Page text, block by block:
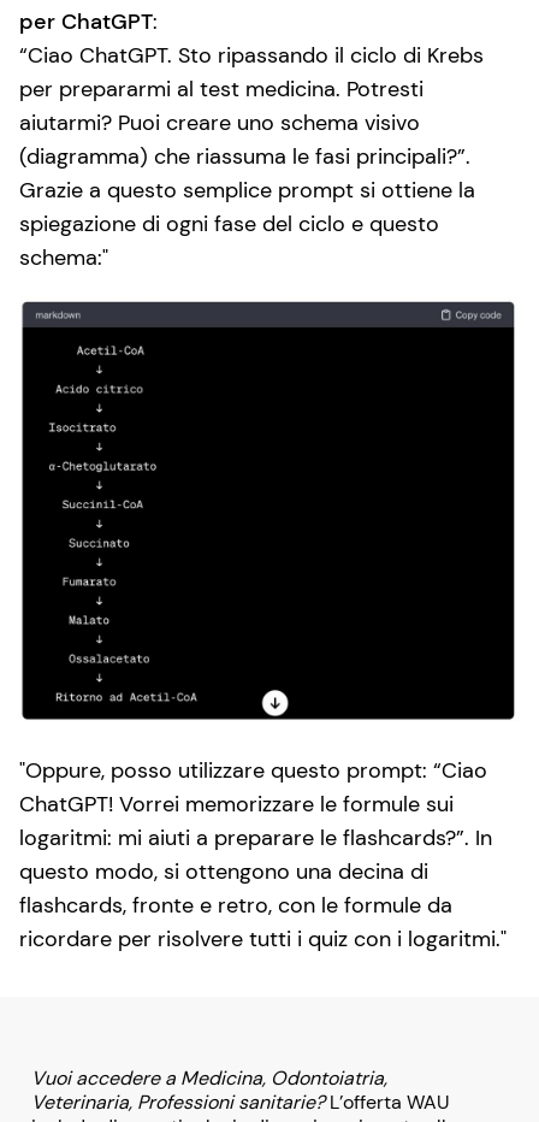
per ChatGPT:
“Ciao ChatGPT. Sto ripassando il ciclo di Krebs
per prepararmi al test medicina. Potresti
aiutarmi? Puoi creare uno schema visivo
(diagramma) che riassuma le fasi principali?”.
Grazie a questo semplice prompt si ottiene la
spiegazione di ogni fase del ciclo e questo
schema:
Oppure, posso utilizzare questo prompt: “Ciao
ChatGPT! Vorrei memorizzare le formule sui
logaritmi: mi aiuti a preparare le flashcards?”. In
questo modo, si ottengono una decina di
flashcards, fronte e retro, con le formule da
ricordare per risolvere tutti i quiz con i logaritmi.
Vuoi accedere a Medicina, Odontoiatria,
Veterinaria, Professioni sanitarie?L’offerta WAU